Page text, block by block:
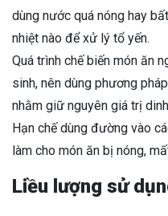
dùng nước quá nóng hay
nhiệt nào để xử lý tổ yến.
Quá trình chế biến món ăn
sinh, nên dùng phương
nhằm giữ nguyên giá trị
Hạn chế dùng đường vào
làm cho món ăn bị nóng,
Liều lượng sử